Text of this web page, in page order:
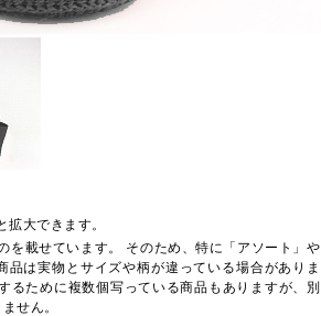
大できます。
を載せています。 そのため、特に「アソート」や
品は実物とサイズや柄が違っている場合がありま
るために複数個写っている商品もありますが、別
せん。